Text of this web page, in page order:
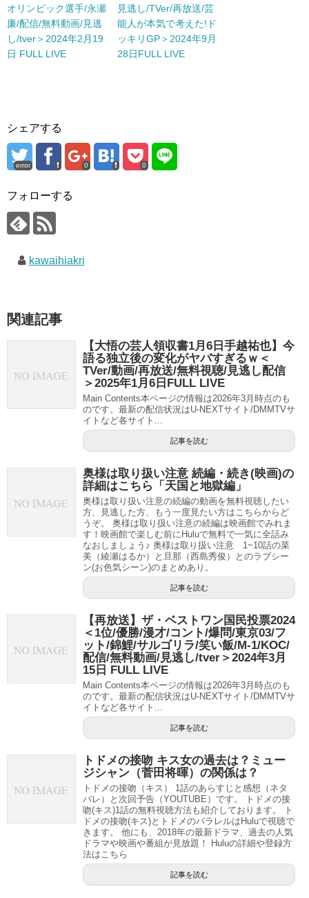
オリンピック選手/永瀬
廉/配信/無料動画/見逃
し/tver＞2024年2月19
日 FULL LIVE
見逃し/TVer/再放送/芸
能人が本気で考えた!ド
ッキリGP＞2024年9月
28日FULL LIVE
シェアする
error 0 0
フォローする
kawaihiakri
関連記事
【大悟の芸人領収書1月6日手越祐也】今
語る独立後の変化がヤバすぎるｗ＜
TVer/動画/再放送/無料視聴/見逃し配信
＞2025年1月6日FULL LIVE
Main Contents本ページの情報は2026年3月時点のも
のです。最新の配信状況はU-NEXTサイト/DMMTVサ
イトなど各サイト...
記事を読む
奥様は取り扱い注意 続編・続き(映画)の
詳細はこちら「天国と地獄編」
奥様は取り扱い注意の続編の動画を無料視聴したい
方、見逃した方、もう一度見たい方はこちらからど
うぞ。 奥様は取り扱い注意の続編は映画館でみれま
す！映画館で楽しむ前にHuluで無料で一気に全話み
なおしましょう♪ 奥様は取り扱い注意 1~10話の菜
美（綾瀬はるか）と旦那（西島秀俊）とのラブシー
ン(お色気シーン)のまとめあり。
記事を読む
【再放送】ザ・ベストワン国民投票2024
＜1位/優勝/漫才/コント/爆問/東京03/フ
ット/錦鯉/サルゴリラ/笑い飯/M-1/KOC/
配信/無料動画/見逃し/tver＞2024年3月
15日 FULL LIVE
Main Contents本ページの情報は2026年3月時点のも
のです。最新の配信状況はU-NEXTサイト/DMMTVサ
イトなど各サイト...
記事を読む
トドメの接吻 キス女の過去は？ミュー
ジシャン（菅田将暉）の関係は？
トドメの接吻（キス） 1話のあらすじと感想（ネタ
バレ）と次回予告（YOUTUBE）です。 トドメの接
吻(キス)1話の無料視聴方法も紹介しております。 ト
ドメの接吻(キス)とトドメのパラレルはHuluで視聴で
きます。 他にも、2018年の最新ドラマ、過去の人気
ドラマや映画や番組が見放題！ Huluの詳細や登録方
法はこちら
記事を読む